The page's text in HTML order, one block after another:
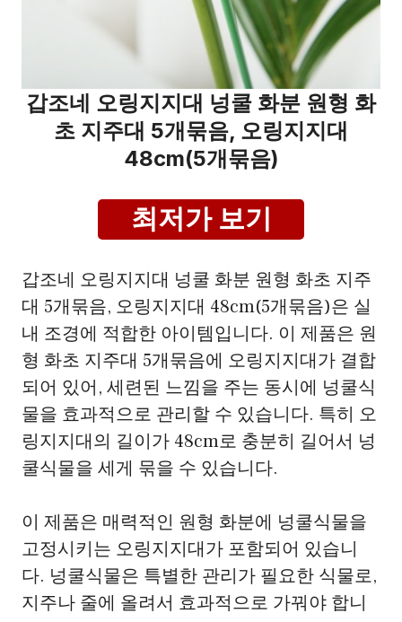
갑조네 오링지지대 넝쿨 화분 원형 화
초 지주대 5개묶음, 오링지지대
48cm(5개묶음)
최저가 보기
갑조네 오링지지대 넝쿨 화분 원형 화초 지주
대 5개묶음, 오링지지대 48cm(5개묶음)은 실
내 조경에 적합한 아이템입니다. 이 제품은 원
형 화초 지주대 5개묶음에 오링지지대가 결합
되어 있어, 세련된 느낌을 주는 동시에 넝쿨식
물을 효과적으로 관리할 수 있습니다. 특히 오
링지지대의 길이가 48cm로 충분히 길어서 넝
쿨식물을 세게 묶을 수 있습니다.
이 제품은 매력적인 원형 화분에 넝쿨식물을
고정시키는 오링지지대가 포함되어 있습니
다. 넝쿨식물은 특별한 관리가 필요한 식물로,
지주나 줄에 올려서 효과적으로 가꿔야 합니